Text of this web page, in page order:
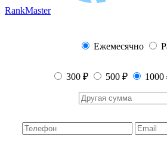
RankMaster
Ежемесячно
300 ₽ 500 ₽ 1000